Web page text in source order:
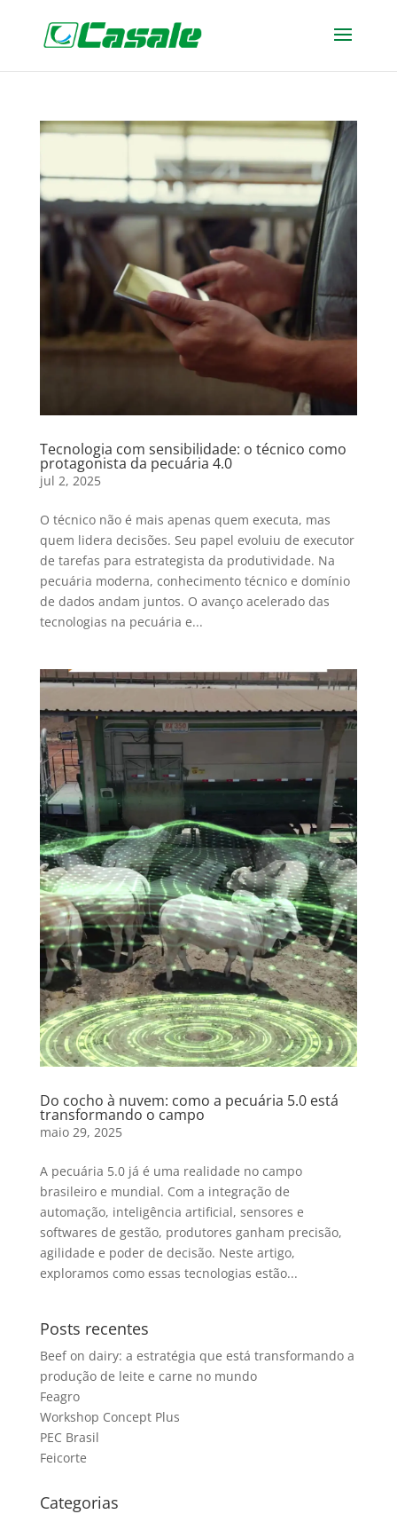
Tecnologia com sensibilidade: o técnico como
protagonista da pecuária 4.0
jul 2, 2025
O técnico não é mais apenas quem executa, mas
quem lidera decisões. Seu papel evoluiu de executor
de tarefas para estrategista da produtividade. Na
pecuária moderna, conhecimento técnico e domínio
de dados andam juntos. O avanço acelerado das
tecnologias na pecuária e...
Do cocho à nuvem: como a pecuária 5.0 está
transformando o campo
maio 29, 2025
A pecuária 5.0 já é uma realidade no campo
brasileiro e mundial. Com a integração de
automação, inteligência artificial, sensores e
softwares de gestão, produtores ganham precisão,
agilidade e poder de decisão. Neste artigo,
exploramos como essas tecnologias estão...
Posts recentes
Beef on dairy: a estratégia que está transformando a
produção de leite e carne no mundo
Feagro
Workshop Concept Plus
PEC Brasil
Feicorte
Categorias